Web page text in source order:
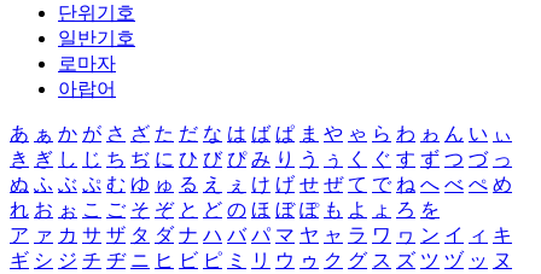
단위기호
일반기호
로마자
아랍어
あ ぁ か が さ ざ た だ な は ば ぱ ま や ゃ ら わ ゎ ん い ぃ
き ぎ し じ ち ぢ に ひ び ぴ み り う ぅ く ぐ す ず つ づ っ
ぬ ふ ぶ ぷ む ゆ ゅ る え ぇ け げ せ ぜ て で ね へ べ ぺ め
れ お ぉ こ ご そ ぞ と ど の ほ ぼ ぽ も よ ょ ろ を
ア ァ カ サ ザ タ ダ ナ ハ バ パ マ ヤ ャ ラ ワ ヮ ン イ ィ キ
ギ シ ジ チ ヂ ニ ヒ ビ ピ ミ リ ウ ゥ ク グ ス ズ ツ ヅ ッ ヌ